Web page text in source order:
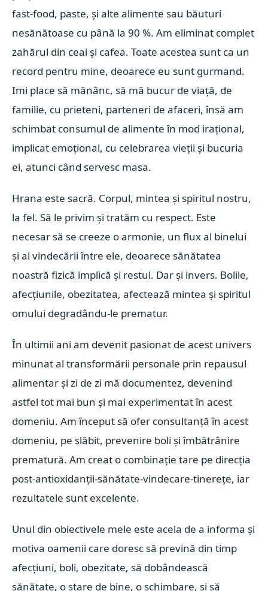
fast-food, paste, și alte alimente sau băuturi
nesănătoase cu până la 90 %. Am eliminat complet
zahărul din ceai și cafea. Toate acestea sunt ca un
record pentru mine, deoarece eu sunt gurmand.
Imi place să mănânc, să mă bucur de viață, de
familie, cu prieteni, parteneri de afaceri, însă am
schimbat consumul de alimente în mod irațional,
implicat emoțional, cu celebrarea vieții și bucuria
ei, atunci când servesc masa.
Hrana este sacră. Corpul, mintea și spiritul nostru,
la fel. Să le privim și tratăm cu respect. Este
necesar să se creeze o armonie, un flux al binelui
și al vindecării între ele, deoarece sănătatea
noastră fizică implică și restul. Dar și invers. Bolile,
afecțiunile, obezitatea, afectează mintea și spiritul
omului degradându-le prematur.
În ultimii ani am devenit pasionat de acest univers
minunat al transformării personale prin repausul
alimentar și zi de zi mă documentez, devenind
astfel tot mai bun și mai experimentat în acest
domeniu.Am început să ofer consultanță în acest
domeniu, pe slăbit, prevenire boli și îmbătrânire
prematură. Am creat o combinație tare pe direcția
post-antioxidanții-sănătate-vindecare-tinerețe, iar
rezultatele sunt excelente.
Unul din obiectivele mele este acela de a informa și
motiva oamenii care doresc să prevină din timp
afecțiuni, boli, obezitate, să dobândească
sănătate, o stare de bine, o schimbare, și să